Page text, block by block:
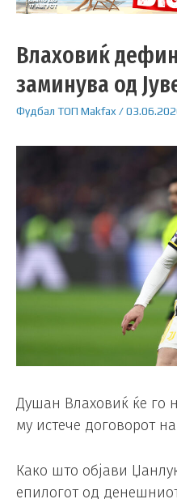
Влаховиќ
заминува од
Фудбал ТОП Makfax /
Душан Влаховиќ ќе го
му истече договорот
Како што објави
епилогот од